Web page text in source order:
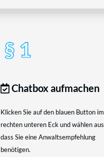
Chatbox aufmachen
Klicken Sie auf den blauen Button im
rechten unteren Eck und wählen
dass Sie eine Anwaltsempfehlung
benötigen.